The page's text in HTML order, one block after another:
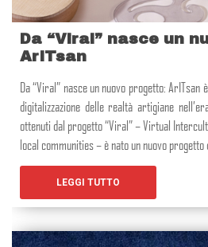
Da “Viral” nasce un
ArITsan
Da “Viral” nasce un nuovo progetto: ArITsan
digitalizzazione delle realtà artigiane
ottenuti dal progetto “Viral” – Virtual
local communities – è nato un nuovo progetto
LEGGI TUTTO